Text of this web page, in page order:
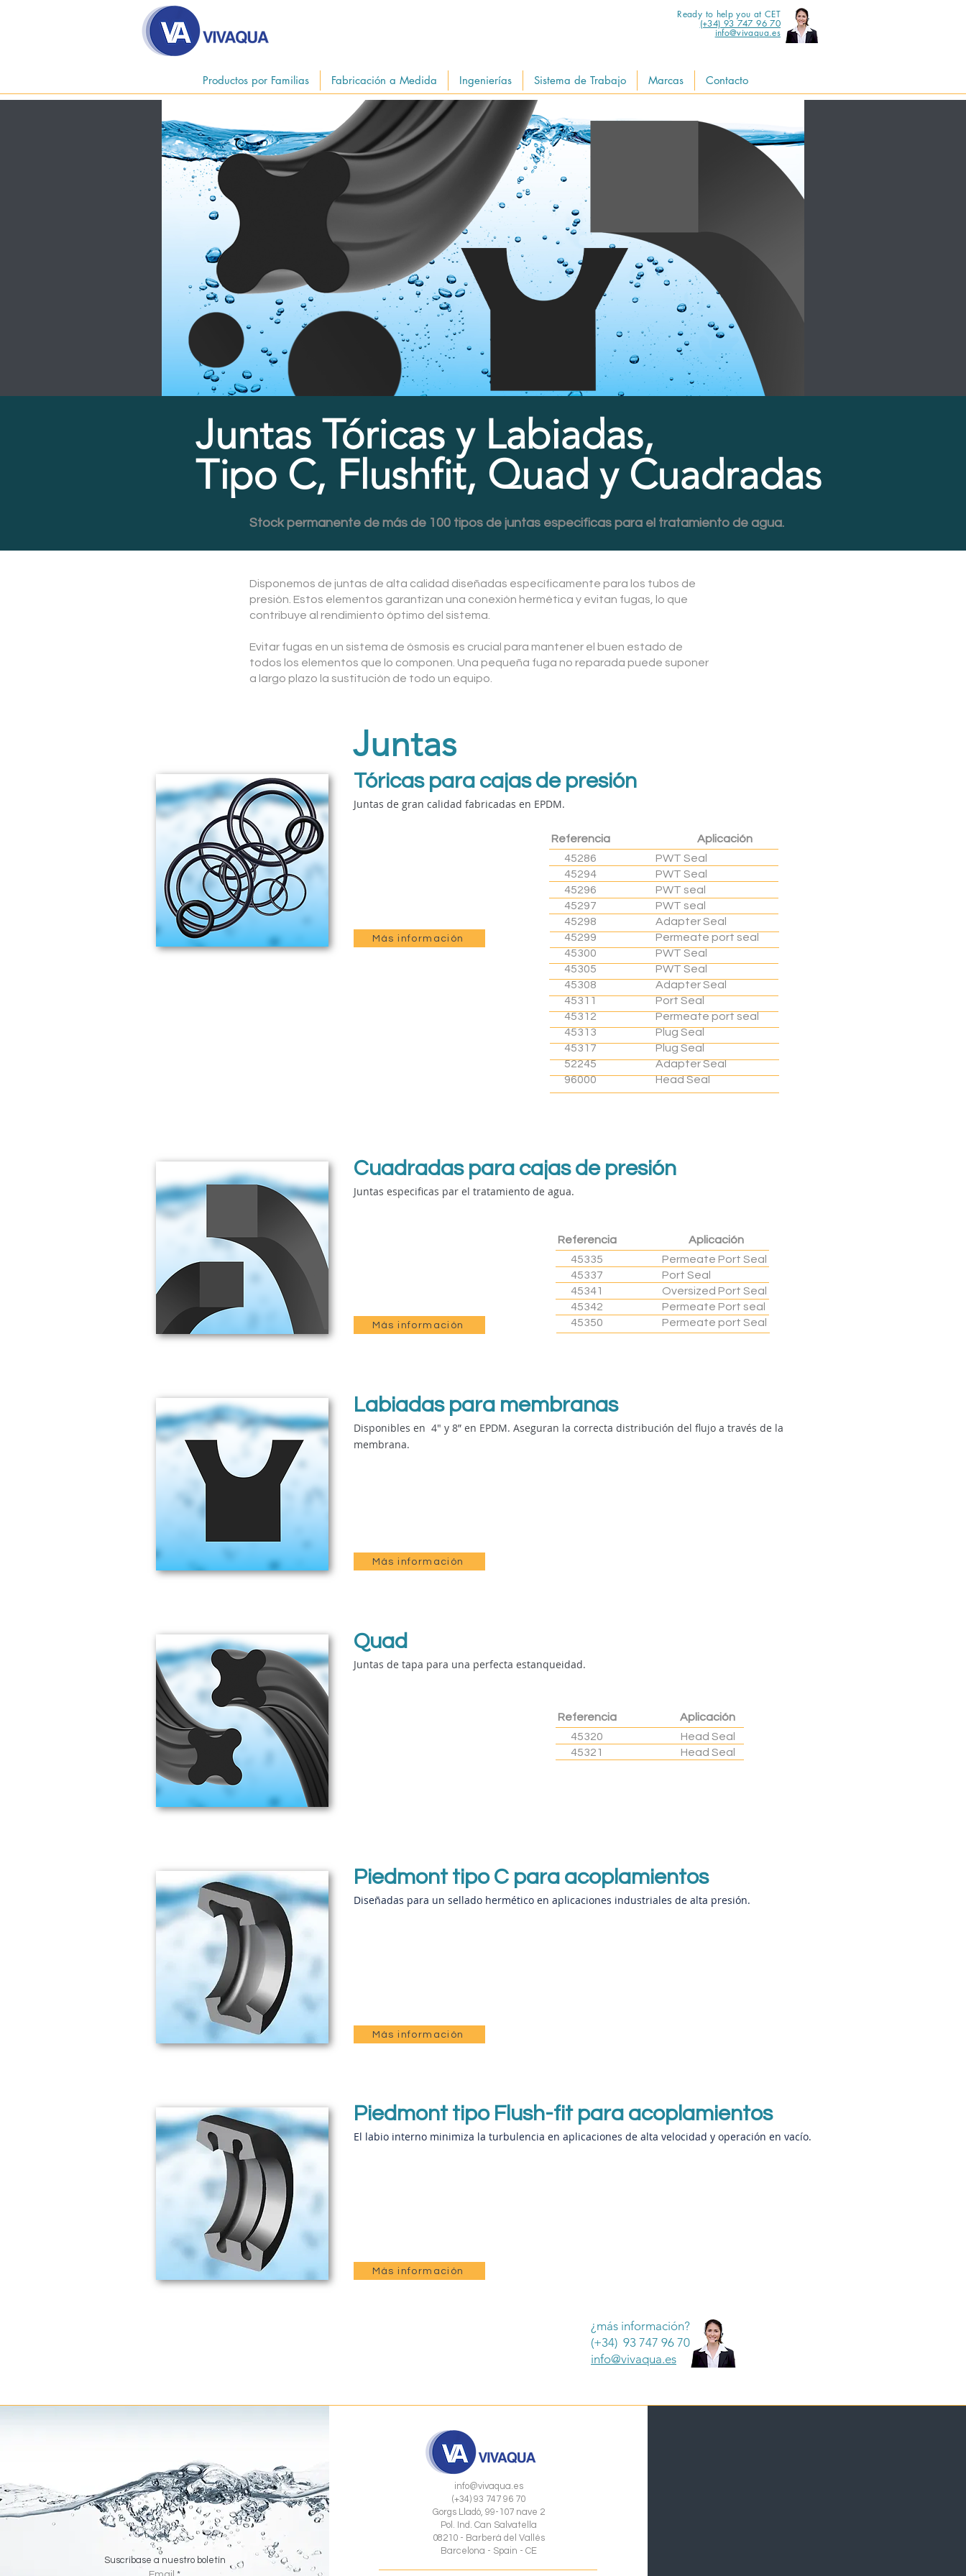
Ready to help you at CET
(+34) 93 747 96 70
info@vivaqua.es
Productos por Familias Fabricación a Medida Ingenierías Sistema de Trabajo Marcas Contacto
Juntas Tóricas y Labiadas,
Tipo C, Flushfit, Quad y Cuadradas
Stock permanente de más de 100 tipos de juntas especificas para el tratamiento de agua.
Disponemos de juntas de alta calidad diseñadas específicamente para los tubos de
presión. Estos elementos garantizan una conexión hermética y evitan fugas, lo que
contribuye al rendimiento óptimo del sistema.
Evitar fugas en un sistema de ósmosis es crucial para mantener el buen estado de
todos los elementos que lo componen. Una pequeña fuga no reparada puede suponer
a largo plazo la sustitución de todo un equipo.
Juntas
Referencia
45286
45294
45296
45297
45298
45299
45300
45305
45308
45311
45312
45313
45317
52245
96000
Aplicación
PWT Seal
PWT Seal
PWT seal
PWT seal
Adapter Seal
Permeate port seal
PWT Seal
PWT Seal
Adapter Seal
Port Seal
Permeate port seal
Plug Seal
Plug Seal
Adapter Seal
Head Seal
Más información
Tóricas para cajas de presión
Juntas de gran calidad fabricadas en EPDM.
Cuadradas para cajas de presión
Juntas especificas par el tratamiento de agua.
Más información
Referencia
45335
45337
45341
45342
45350
Aplicación
Permeate Port Seal
Port Seal
Oversized Port Seal
Permeate Port seal
Permeate port Seal
Labiadas para membranas
Disponibles en 4" y 8” en EPDM. Aseguran la correcta distribución del flujo a través de la
membrana.
Más información
Quad
Juntas de tapa para una perfecta estanqueidad.
Referencia
45320
45321
Aplicación
Head Seal
Head Seal
Piedmont tipo C para acoplamientos
Diseñadas para un sellado hermético en aplicaciones industriales de alta presión.
Más información
Piedmont tipo Flush-fit para acoplamientos
El labio interno minimiza la turbulencia en aplicaciones de alta velocidad y operación en vacío.
Más información
¿más información?
(+34) 93 747 96 70
info@vivaqua.es
Suscríbase a nuestro boletín
info@vivaqua.es
(+34) 93 747 96 70
Gorgs Lladó, 99-107 nave 2
Pol. Ind. Can Salvatella
08210 - Barberá del Vallés
Barcelona - Spain - CE